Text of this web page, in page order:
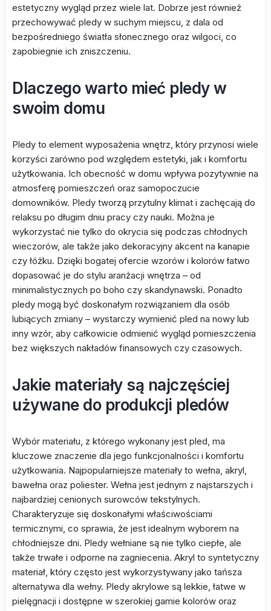
estetyczny wygląd przez wiele lat. Dobrze jest również
przechowywać pledy w suchym miejscu, z dala od
bezpośredniego światła słonecznego oraz wilgoci, co
zapobiegnie ich zniszczeniu.
Dlaczego warto mieć pledy w
swoim domu
Pledy to element wyposażenia wnętrz, który przynosi wiele
korzyści zarówno pod względem estetyki, jak i komfortu
użytkowania. Ich obecność w domu wpływa pozytywnie na
atmosferę pomieszczeń oraz samopoczucie
domowników. Pledy tworzą przytulny klimat i zachęcają do
relaksu po długim dniu pracy czy nauki. Można je
wykorzystać nie tylko do okrycia się podczas chłodnych
wieczorów, ale także jako dekoracyjny akcent na kanapie
czy łóżku. Dzięki bogatej ofercie wzorów i kolorów łatwo
dopasować je do stylu aranżacji wnętrza – od
minimalistycznych po boho czy skandynawski. Ponadto
pledy mogą być doskonałym rozwiązaniem dla osób
lubiących zmiany – wystarczy wymienić pled na nowy lub
inny wzór, aby całkowicie odmienić wygląd pomieszczenia
bez większych nakładów finansowych czy czasowych.
Jakie materiały są najczęściej
używane do produkcji pledów
Wybór materiału, z którego wykonany jest pled, ma
kluczowe znaczenie dla jego funkcjonalności i komfortu
użytkowania. Najpopularniejsze materiały to wełna, akryl,
bawełna oraz poliester. Wełna jest jednym z najstarszych i
najbardziej cenionych surowców tekstylnych.
Charakteryzuje się doskonałymi właściwościami
termicznymi, co sprawia, że jest idealnym wyborem na
chłodniejsze dni. Pledy wełniane są nie tylko ciepłe, ale
także trwałe i odporne na zagniecenia. Akryl to syntetyczny
materiał, który często jest wykorzystywany jako tańsza
alternatywa dla wełny. Pledy akrylowe są lekkie, łatwe w
pielęgnacji i dostępne w szerokiej gamie kolorów oraz